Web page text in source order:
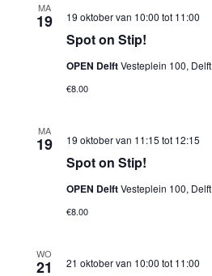
MA
19
Spot on Stip!
19 oktober van 10:00 tot 11:00
OPEN DelftVesteplein 100, Delft
€8.00
MA
19
Spot on Stip!
19 oktober van 11:15 tot 12:15
OPEN DelftVesteplein 100, Delft
€8.00
WO
21 21 oktober van 10:00 tot 11:00